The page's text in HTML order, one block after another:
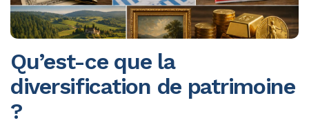
Qu’est-ce que la
diversification de patrimoine
?